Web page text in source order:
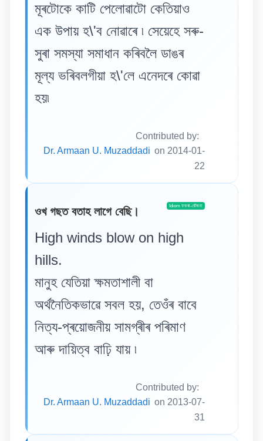
মূৰটোকে কাটি পেলোৱাটো কেতিয়াও
এক উপায় হ\'ব নোৱাৰে ৷ সেয়েহে সৰু-
সুৰা সমস্যা সমাধান কৰিবলৈ ডাঙৰ
মূল্য ভৰিবলগীয়া হ\'লে এনেদৰে কোৱা
হয়৷
Contributed by:
Dr. Armaan U. Muzaddadi on 2014-01-
22
Idiom ফকৰা-যোঁজনা
ওখ গছত বতাহ লাগে বেছি।
High winds blow on high
hills.
মানুহ যেতিয়া ক্ষমতাশালী বা
অৰ্থনৈতিকভাৱে সবল হয়, তেওঁৰ বাবে
নিত্য-প্ৰয়োজনীয় সামগ্ৰীৰ পৰিমাণ
আৰু দায়িত্ব বাঢ়ি যায় ৷
Contributed by:
Dr. Armaan U. Muzaddadi on 2013-07-
31